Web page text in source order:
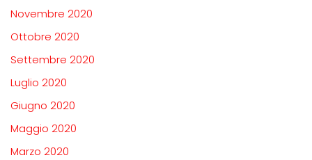
Novembre 2020
Ottobre 2020
Settembre 2020
Luglio 2020
Giugno 2020
Maggio 2020
Marzo 2020